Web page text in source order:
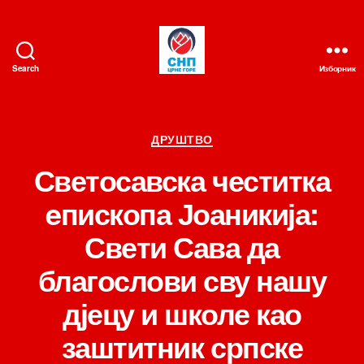
Search Изборник
Категорије
ДРУШТВО
Светосавска честитка
eпископа Јоаникија:
Свети Сава да
благослови сву нашу
дјецу и школе као
заштитник српске